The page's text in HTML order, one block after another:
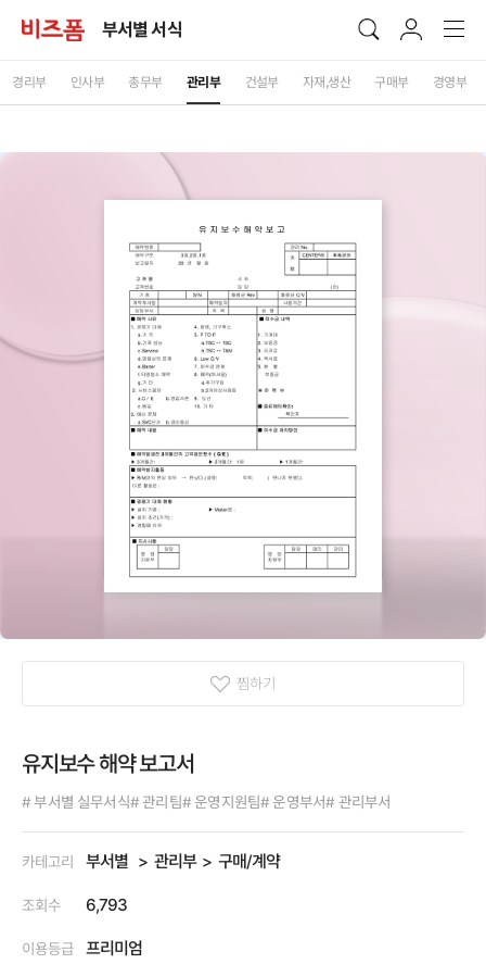
부서별 서식
경리부 인사부 총무부 관리부 건설부 자재,생산 구매부 경영부
찜하기
유지보수 해약 보고서
# 부서별 실무서식# 관리팀# 운영지원팀# 운영부서# 관리부서
카테고리 부서별 관리부 구매/계약
조회수 6,793
이용등급 프리미엄